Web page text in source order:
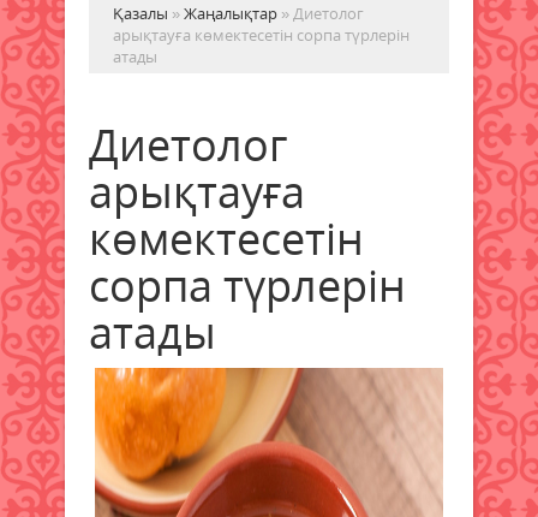
Қазалы »Жаңалықтар » Диетолог
арықтауға көмектесетін сорпа түрлерін
атады
Диетолог
арықтауға
көмектесетін
сорпа түрлерін
атады